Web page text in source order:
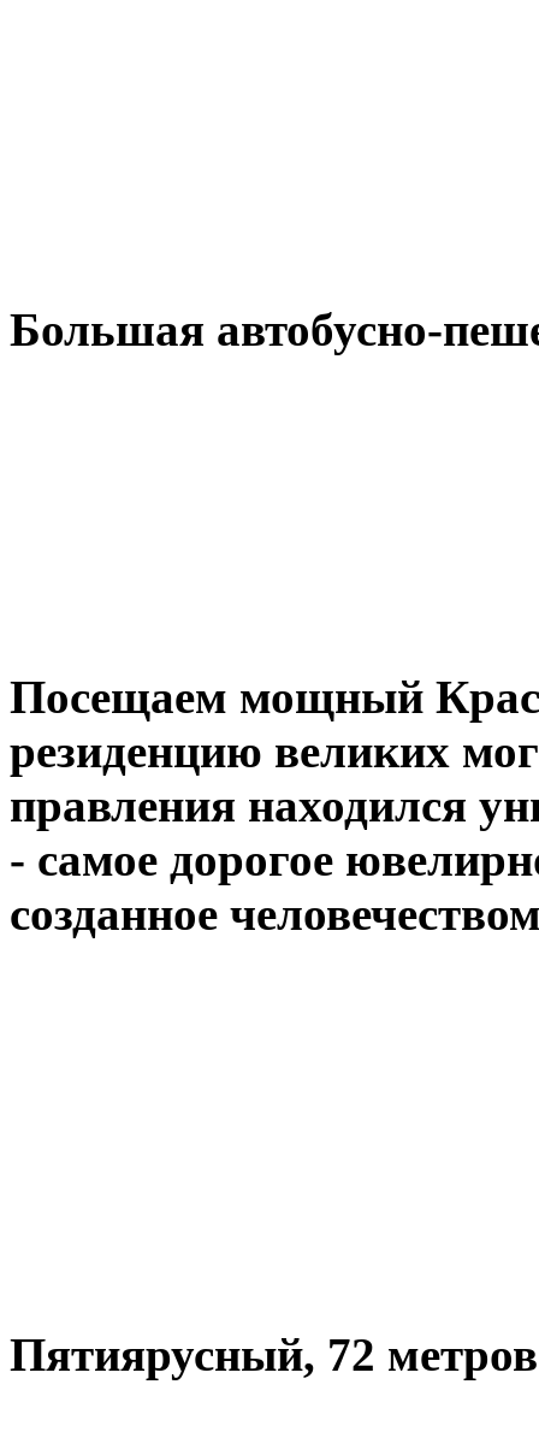
Большая автобусно-
Посещаем мощный
резиденцию великих
правления находился
- самое дорогое
созданное
Пятиярусный, 72